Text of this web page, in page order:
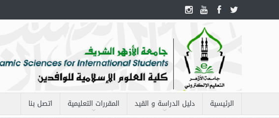
الرئيسية دليل الدراسة و القيد المقررات التعليمية اتصل بنا